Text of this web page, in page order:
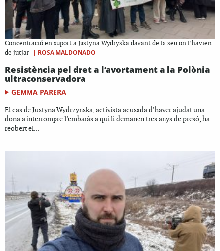
Concentració en suport a Justyna Wydryska davant de la seu on l’havien
de jutjar
| ROSA MALDONADO
Resistència pel dret a l’avortament a la Polònia
ultraconservadora
GEMMA PARERA
El cas de Justyna Wydrzynska, activista acusada d’haver ajudat una
dona a interrompre l’embaràs a qui li demanen tres anys de presó, ha
reobert el...